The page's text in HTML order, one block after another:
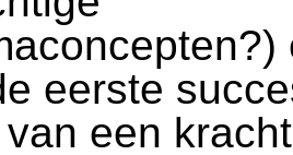
eerste
een